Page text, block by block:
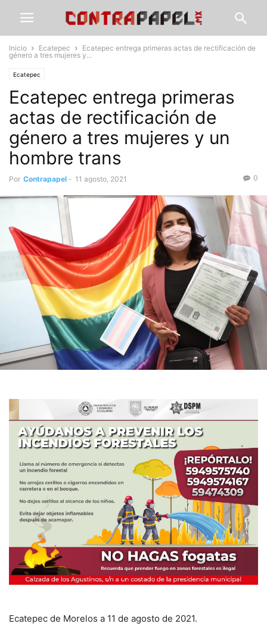
Inicio Ecatepec
Ecatepec entrega primeras actas de rectificación de
género a tres mujeres y...
Ecatepec
Ecatepec entrega primeras
actas de rectificación de
género a tres mujeres y un
hombre trans
Por Contrapapel - 11 agosto, 2021 0
Ecatepec de Morelos a 11 de agosto de 2021.